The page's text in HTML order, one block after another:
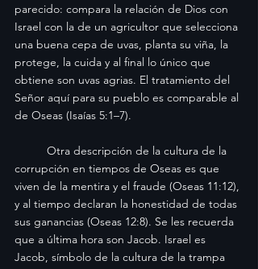
parecido: compara la relación de Dios con
Israel con la de un agricultor que selecciona
una buena cepa de uvas, planta su viña, la
protege, la cuida y al final lo único que
obtiene son uvas agrias. El tratamiento del
Señor aquí para su pueblo es comparable al
de Oseas (Isaías 5:1–7).
corrupción en tiempos de Oseas es que
viven de la mentira y el fraude (Oseas 11:12),
y al tiempo declaran la honestidad de todas
sus ganancias (Oseas 12:8). Se les recuerda
que a última hora son Jacob. Israel es
Jacob, símbolo de la cultura de la trampa